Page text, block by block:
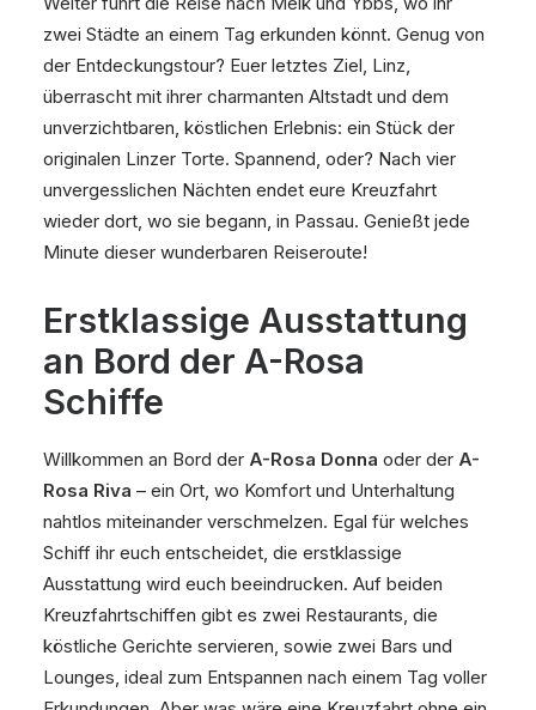
zwei Städte an einem Tag erkunden könnt. Genug von
der Entdeckungstour? Euer letztes Ziel, Linz,
überrascht mit ihrer charmanten Altstadt und dem
unverzichtbaren, köstlichen Erlebnis: ein Stück der
originalen Linzer Torte. Spannend, oder? Nach vier
unvergesslichen Nächten endet eure Kreuzfahrt
wieder dort, wo sie begann, in Passau. Genießt jede
Minute dieser wunderbaren Reiseroute!
Erstklassige Ausstattung
an Bord der A-Rosa
Schiffe
Willkommen an Bord der A-Rosa Donna oder der A-
Rosa Riva – ein Ort, wo Komfort und Unterhaltung
nahtlos miteinander verschmelzen. Egal für welches
Schiff ihr euch entscheidet, die erstklassige
Ausstattung wird euch beeindrucken. Auf beiden
Kreuzfahrtschiffen gibt es zwei Restaurants, die
köstliche Gerichte servieren, sowie zwei Bars und
Lounges, ideal zum Entspannen nach einem Tag voller